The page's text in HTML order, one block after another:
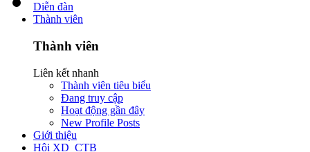
Diễn đàn
Thành viên
Thành viên
Liên kết nhanh
Thành viên tiêu biểu
Đang truy cập
Hoạt động gần đây
New Profile Posts
Giới thiệu
Hội XD_CTB